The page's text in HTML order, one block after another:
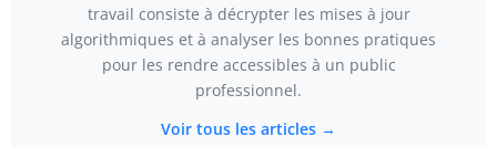
travail consiste à décrypter les mises à jour
algorithmiques et à analyser les bonnes pratiques
pour les rendre accessibles à un public
professionnel.
Voir tous les articles →